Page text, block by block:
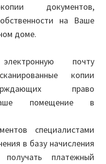
документов,
на Ваше
доме.
почту
сканированные копии
право
помещение в
специалистами
в базу начисления
платежный